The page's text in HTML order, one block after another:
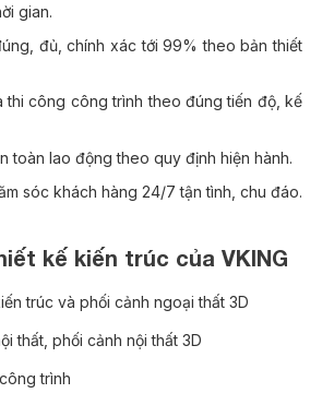
gian.
đủ, chính xác tới 99% theo bản thiết
thi công công trình theo đúng tiến độ, kế
toàn lao động theo quy định hiện hành.
sóc khách hàng 24/7 tận tình, chu đáo.
kế kiến trúc của VKING
trúc và phối cảnh ngoại thất 3D
thất, phối cảnh nội thất 3D
trình